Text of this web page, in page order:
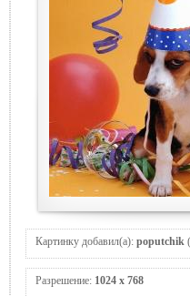
Картинку добавил(а): poputchik (
Разрешение: 1024 x 768